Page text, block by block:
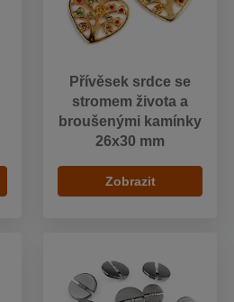
Přívěsek srdce se
stromem života a
broušenými kamínky
26x30 mm
Zobrazit